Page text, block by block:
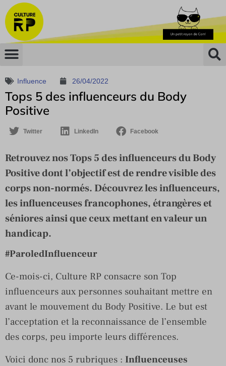
Influence 26/04/2022
Tops 5 des influenceurs du Body
Positive
Twitter LinkedIn Facebook
Retrouvez nos Tops 5 des influenceurs du Body
Positive dont l’objectif est de rendre visible des
corps non-normés. Découvrez les influenceurs,
les influenceuses francophones, étrangères et
séniores ainsi que ceux mettant en valeur un
handicap.
#ParoledInfluenceur
Ce-mois-ci, Culture RP consacre son Top
influenceurs aux personnes souhaitant mettre en
avant le mouvement du Body Positive. Le but est
l’acceptation et la reconnaissance de l’ensemble
des corps, peu importe leurs différences.
Voici donc nos 5 rubriques : Influenceuses